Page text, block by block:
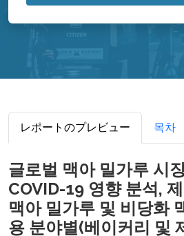
レポートのプレビュー 목차
글로벌 맥아 밀가루 시
COVID-19 영향 분석,
맥아 밀가루 및 비당화
용 분야별(베이커리 및